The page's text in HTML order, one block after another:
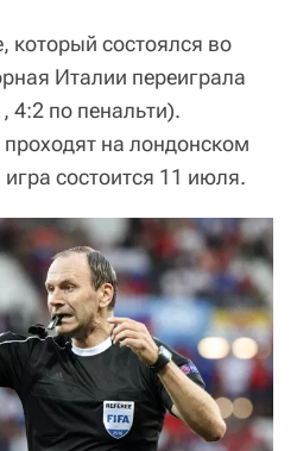
который состоялся во
Италии переиграла
4:2 по пенальти).
на лондонском
состоится 11 июля.